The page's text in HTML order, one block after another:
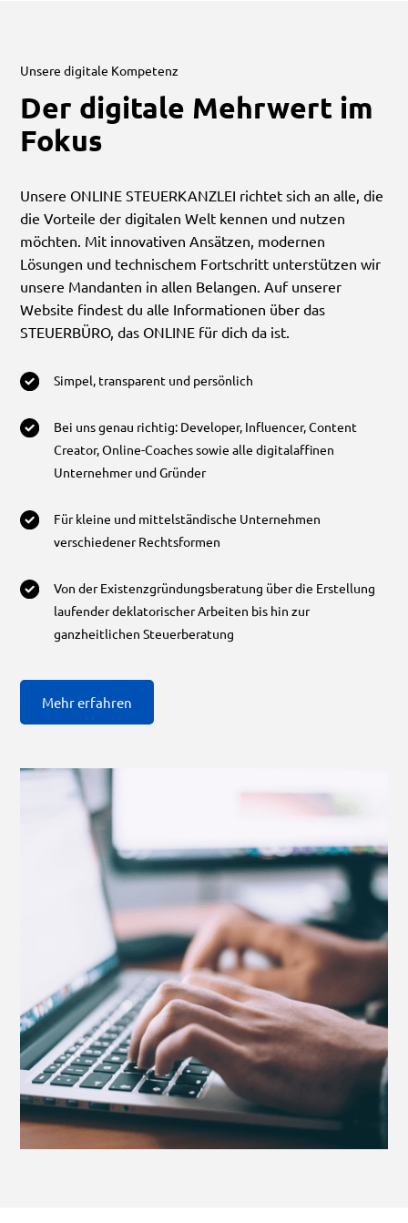
Unsere digitale Kompetenz
Der digitale Mehrwert im
Fokus
Unsere ONLINE STEUERKANZLEI richtet sich an alle, die
die Vorteile der digitalen Welt kennen und nutzen
möchten. Mit innovativen Ansätzen, modernen
Lösungen und technischem Fortschritt unterstützen wir
unsere Mandanten in allen Belangen. Auf unserer
Website findest du alle Informationen über das
STEUERBÜRO, das ONLINE für dich da ist.
Simpel, transparent und persönlich
Bei uns genau richtig: Developer, Influencer, Content
Creator, Online-Coaches sowie alle digitalaffinen
Unternehmer und Gründer
Für kleine und mittelständische Unternehmen
verschiedener Rechtsformen
Von der Existenzgründungsberatung über die Erstellung
laufender deklatorischer Arbeiten bis hin zur
ganzheitlichen Steuerberatung
Mehr erfahren